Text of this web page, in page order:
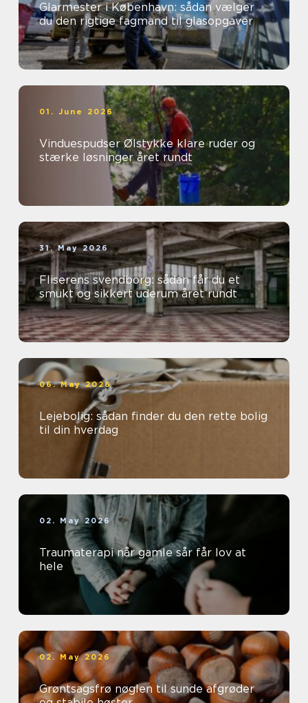
Glarmester i København: sådan vælger
du den rigtige fagmand til glasopgaver
01. June 2026
Vinduespudser Ølstykke klare ruder og
stærke løsninger året rundt
31. May 2026
Fliserens svendborg: sådan får du et
smukt og sikkert uderum året rundt
06. May 2026
Lejebolig: sådan finder du den rette bolig
til din hverdag
02. May 2026
Traumaterapi når gamle sår får lov at
hele
02. May 2026
Grøntsagsfrø nøglen til sunde afgrøder